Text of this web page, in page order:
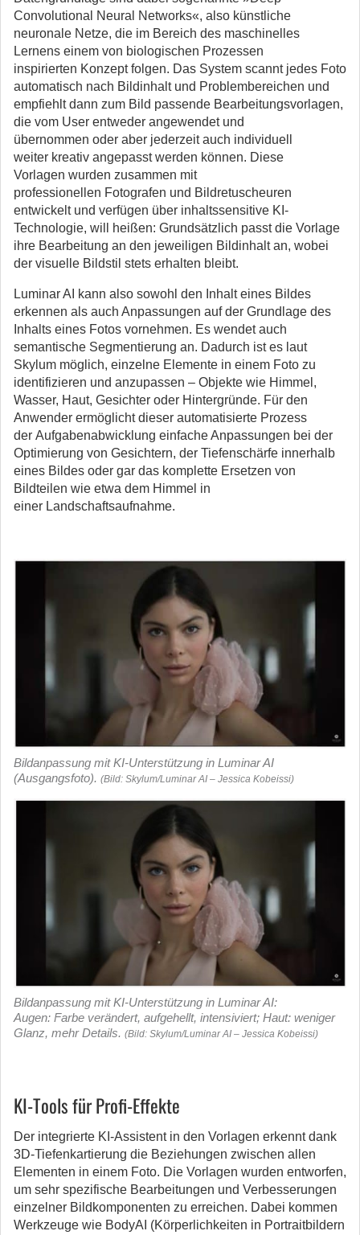
Convolutional Neural Networks«, also künstliche
neuronale Netze, die im Bereich des maschinelles
Lernens einem von biologischen Prozessen
inspirierten Konzept folgen. Das System scannt jedes Foto
automatisch nach Bildinhalt und Problembereichen und
empfiehlt dann zum Bild passende Bearbeitungsvorlagen,
die vom User entweder angewendet und
übernommen oder aber jederzeit auch individuell
weiter kreativ angepasst werden können. Diese
Vorlagen wurden zusammen mit
professionellen Fotografen und Bildretuscheuren
entwickelt und verfügen über inhaltssensitive KI-
Technologie, will heißen: Grundsätzlich passt die Vorlage
ihre Bearbeitung an den jeweiligen Bildinhalt an, wobei
der visuelle Bildstil stets erhalten bleibt.
Luminar AI kann also sowohl den Inhalt eines Bildes
erkennen als auch Anpassungen auf der Grundlage des
Inhalts eines Fotos vornehmen. Es wendet auch
semantische Segmentierung an. Dadurch ist es laut
Skylum möglich, einzelne Elemente in einem Foto zu
identifizieren und anzupassen – Objekte wie Himmel,
Wasser, Haut, Gesichter oder Hintergründe. Für den
Anwender ermöglicht dieser automatisierte Prozess
der Aufgabenabwicklung einfache Anpassungen bei der
Optimierung von Gesichtern, der Tiefenschärfe innerhalb
eines Bildes oder gar das komplette Ersetzen von
Bildteilen wie etwa dem Himmel in
einer Landschaftsaufnahme.
Bildanpassung mit KI-Unterstützung in Luminar AI
(Ausgangsfoto). (Bild: Skylum/Luminar AI – Jessica Kobeissi)
Bildanpassung mit KI-Unterstützung in Luminar AI:
Augen: Farbe verändert, aufgehellt, intensiviert; Haut: weniger
Glanz, mehr Details. (Bild: Skylum/Luminar AI – Jessica Kobeissi)
KI-Tools für Profi-Effekte
Der integrierte KI-Assistent in den Vorlagen erkennt dank
3D-Tiefenkartierung die Beziehungen zwischen allen
Elementen in einem Foto. Die Vorlagen wurden entworfen,
um sehr spezifische Bearbeitungen und Verbesserungen
einzelner Bildkomponenten zu erreichen. Dabei kommen
Werkzeuge wie BodyAI (Körperlichkeiten in Portraitbildern